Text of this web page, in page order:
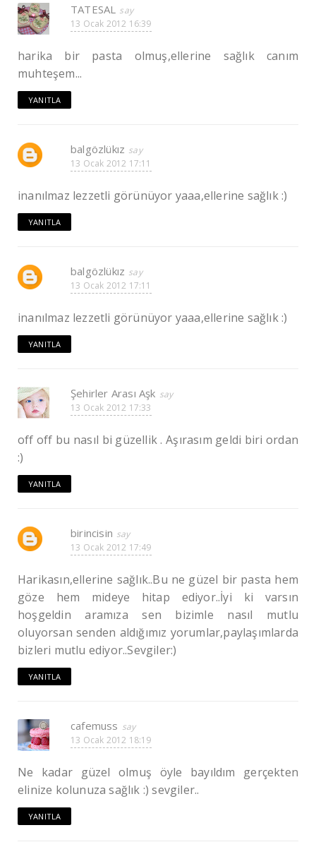
TATESAL
13 Ocak 2012 16:39
harika bir pasta olmuş,ellerine sağlık canım
muhteşem...
YANITLA
balgözlükız
13 Ocak 2012 17:11
inanılmaz lezzetli görünüyor yaaa,ellerine sağlık :)
YANITLA
balgözlükız
13 Ocak 2012 17:11
inanılmaz lezzetli görünüyor yaaa,ellerine sağlık :)
YANITLA
Şehirler Arası Aşk
13 Ocak 2012 17:33
off off bu nasıl bi güzellik . Aşırasım geldi biri ordan
:)
YANITLA
birincisin
13 Ocak 2012 17:49
Harikasın,ellerine sağlık..Bu ne güzel bir pasta hem
göze hem mideye hitap ediyor..İyi ki varsın
hoşgeldin aramıza sen bizimle nasıl mutlu
oluyorsan senden aldığımız yorumlar,paylaşımlarda
bizleri mutlu ediyor..Sevgiler:)
YANITLA
cafemuss
13 Ocak 2012 18:19
Ne kadar güzel olmuş öyle bayıldım gerçekten
elinize kolunuza sağlık :) sevgiler..
YANITLA